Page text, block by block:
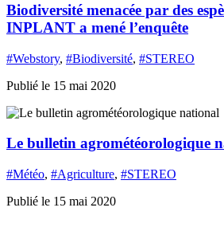
Biodiversité menacée par des
INPLANT a mené l’enquête
#Webstory, #Biodiversité, #STEREO
Publié le 15 mai 2020
Le bulletin agrométéorologique
#Météo, #Agriculture, #STEREO
Publié le 15 mai 2020